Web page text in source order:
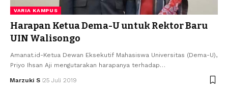
VARIA KAMPUS
Harapan Ketua Dema-U untuk Rektor Baru
UIN Walisongo
Amanat.id-Ketua Dewan Eksekutif Mahasiswa Universitas (Dema-U),
Priyo Ihsan Aji mengutarakan harapanya terhadap…
Marzuki S 25 Juli 2019